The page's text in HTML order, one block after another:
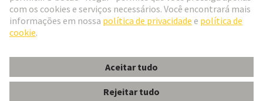
Portugal Português
© Grupo de Tecnologia HARTING